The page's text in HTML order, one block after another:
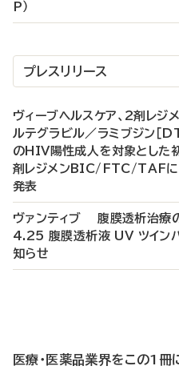
P）
プレスリリース
ヴィーブヘルスケア、2剤レジ
ルテグラビル／ラミブジン［
のHIV陽性成人を対象とした
剤レジメンBIC/FTC/TAFに
発表
ヴァンティブ 腹膜透析治療
4.25 腹膜透析液 UV ツイン
知らせ
医療・医薬品業界をこの1冊